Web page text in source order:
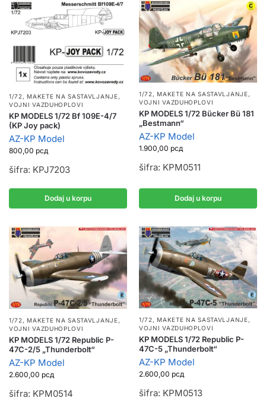
1/72, MAKETE NA SASTAVLJANJE,
VOJNI VAZDUHOPLOVI
KP MODELS 1/72 Bf 109E-4/7
(KP Joy pack)
AZ-KP Model
800,00 рсд
šifra: KPJ7203
Dodaj u korpu
1/72,MAKETE NA SASTAVLJANJE,
VOJNI VAZDUHOPLOVI
KP MODELS 1/72 Bücker Bü 181
„Bestmann“
AZ-KP Model
1.900,00 рсд
šifra: KPM0511
Dodaj u korpu
1/72,MAKETE NA SASTAVLJANJE,
VOJNI VAZDUHOPLOVI
KP MODELS 1/72 Republic P-
47C-2/5 „Thunderbolt“
AZ-KP Model
2.600,00 рсд
šifra: KPM0514
1/72, MAKETE NA SASTAVLJANJE,
VOJNI VAZDUHOPLOVI
KP MODELS 1/72 Republic P-
47C-5 „Thunderbolt“
AZ-KP Model
2.600,00 рсд
šifra: KPM0513